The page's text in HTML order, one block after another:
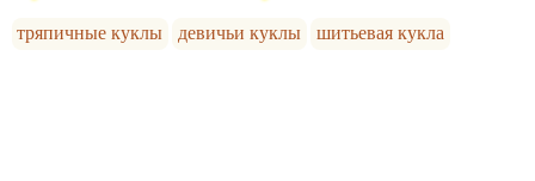
тряпичные куклы девичьи куклы шитьевая кукла